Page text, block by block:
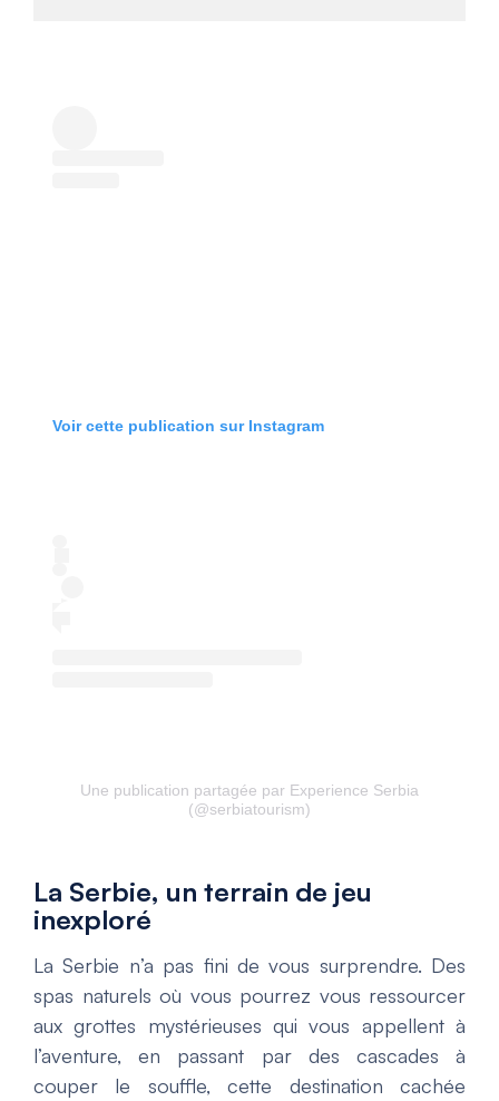
Voir cette publication sur Instagram
Une publication partagée par Experience Serbia
(@serbiatourism)
La Serbie, un terrain de jeu
inexploré
La Serbie n’a pas fini de vous surprendre. Des
spas naturels où vous pourrez vous ressourcer
aux grottes mystérieuses qui vous appellent à
l’aventure, en passant par des cascades à
couper le souffle, cette destination cachée